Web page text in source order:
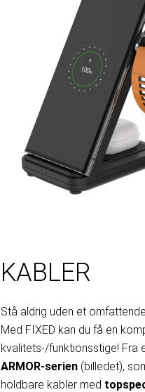
KABLER
Stå aldrig uden et
Med FIXED kan du få en
kvalitets-/funktionsstige! Fra
ARMOR-serien(billedet),
holdbare kabler med